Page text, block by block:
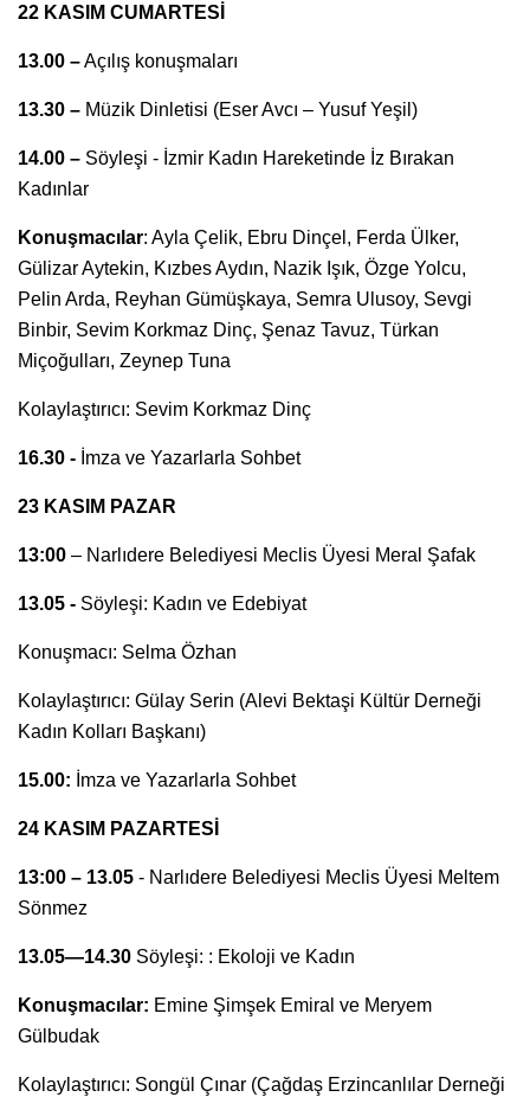
22 KASIM CUMARTESİ
13.00 –Açılış konuşmaları
13.30 – Müzik Dinletisi (Eser Avcı – Yusuf Yeşil)
14.00 – Söyleşi - İzmir Kadın Hareketinde İz Bırakan
Kadınlar
Konuşmacılar: Ayla Çelik, Ebru Dinçel, Ferda Ülker,
Gülizar Aytekin, Kızbes Aydın, Nazik Işık, Özge Yolcu,
Pelin Arda, Reyhan Gümüşkaya, Semra Ulusoy, Sevgi
Binbir, Sevim Korkmaz Dinç, Şenaz Tavuz, Türkan
Miçoğulları, Zeynep Tuna
Kolaylaştırıcı: Sevim Korkmaz Dinç
16.30 - İmza ve Yazarlarla Sohbet
23 KASIM PAZAR
13:00 – Narlıdere Belediyesi Meclis Üyesi Meral Şafak
13.05 - Söyleşi: Kadın ve Edebiyat
Konuşmacı: Selma Özhan
Kolaylaştırıcı: Gülay Serin (Alevi Bektaşi Kültür Derneği
Kadın Kolları Başkanı)
15.00: İmza ve Yazarlarla Sohbet
24 KASIM PAZARTESİ
13:00 – 13.05 - Narlıdere Belediyesi Meclis Üyesi Meltem
Sönmez
13.05—14.30 Söyleşi: : Ekoloji ve Kadın
Konuşmacılar: Emine Şimşek Emiral ve Meryem
Gülbudak
Kolaylaştırıcı: Songül Çınar (Çağdaş Erzincanlılar Derneği